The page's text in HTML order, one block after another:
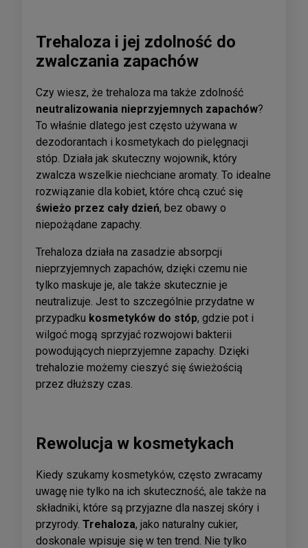
Trehaloza i jej zdolność do
zwalczania zapachów
Czy wiesz, że trehaloza ma także zdolność
neutralizowania nieprzyjemnych zapachów?
To właśnie dlatego jest często używana w
dezodorantach i kosmetykach do pielęgnacji
stóp. Działa jak skuteczny wojownik, który
zwalcza wszelkie niechciane aromaty. To idealne
rozwiązanie dla kobiet, które chcą czuć się
świeżo przez cały dzień, bez obawy o
niepożądane zapachy.
Trehaloza działa na zasadzie absorpcji
nieprzyjemnych zapachów, dzięki czemu nie
tylko maskuje je, ale także skutecznie je
neutralizuje. Jest to szczególnie przydatne w
przypadku kosmetyków do stóp, gdzie pot i
wilgoć mogą sprzyjać rozwojowi bakterii
powodujących nieprzyjemne zapachy. Dzięki
trehalozie możemy cieszyć się świeżością
przez dłuższy czas.
Rewolucja w kosmetykach
Kiedy szukamy kosmetyków, często zwracamy
uwagę nie tylko na ich skuteczność, ale także na
składniki, które są przyjazne dla naszej skóry i
przyrody. Trehaloza, jako naturalny cukier,
doskonale wpisuje się w ten trend. Nie tylko